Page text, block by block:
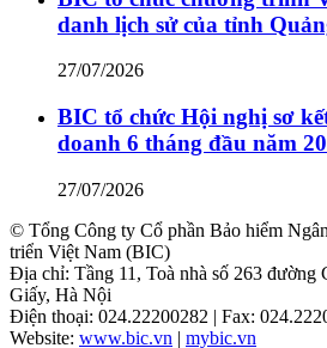
danh lịch sử của tỉnh
27/07/2026
BIC tổ chức Hội nghị sơ
doanh 6 tháng đầu năm
27/07/2026
© Tổng Công ty Cổ phần Bảo hiểm
triển Việt Nam (BIC)
Địa chỉ: Tầng 11, Toà nhà số 263 đường
Giấy, Hà Nội
Điện thoại: 024.22200282 | Fax:
Website: www.bic.vn | mybic.vn